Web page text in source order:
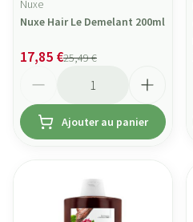
Nuxe
Nuxe Hair Le Demelant 200ml
25,49 €
17,85 €
Ajouter au panier